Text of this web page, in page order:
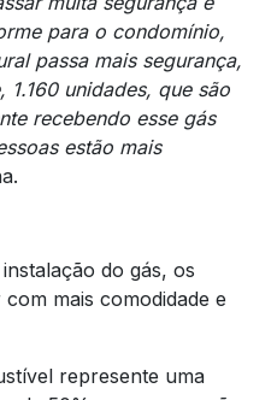
para o condomínio,
passa mais segurança,
unidades, que são
recebendo esse gás
estão mais
do gás, os
mais comodidade e
represente uma